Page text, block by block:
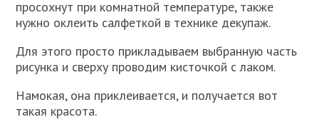
просохнут при комнатной температуре, также
нужно оклеить салфеткой в технике декупаж.
Для этого просто прикладываем выбранную часть
рисунка и сверху проводим кисточкой с лаком.
Намокая, она приклеивается, и получается вот
такая красота.